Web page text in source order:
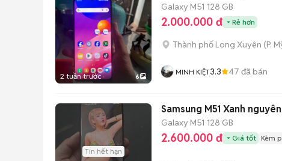
2 tuần trước 6
Galaxy M51 128 GB
2.000.000 đ Rẻ hơn
Thành phố Long Xuyên (P.
MINH KIỆT3.3 47 đã bán
Tin hết hạn
Samsung M51 Xanh
Galaxy M51 128 GB
2.600.000 đ Giá tốt Kèm